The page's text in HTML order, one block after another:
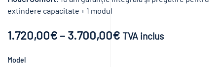
extindere capacitate + 1 modul
1.720,00€ – 3.700,00€Interval
TVA inclus
Model